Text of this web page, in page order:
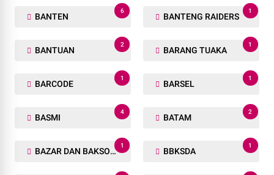
BANTEN
6
BANTENG RAIDERS
1
BANTUAN
2
BARANG TUAKA
1
BARCODE
1
BARSEL
1
BASMI
4
BATAM
2
BAZAR DAN BAKSOS RAMADHAN
1
BBKSDA
1